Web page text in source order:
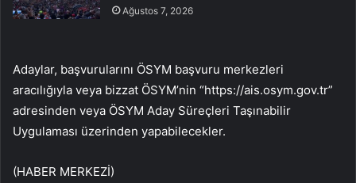
Ağustos 7, 2026
Adaylar, başvurularını ÖSYM başvuru merkezleri
aracılığıyla veya bizzat ÖSYM’nin “https://ais.osym.gov.tr”
adresinden veya ÖSYM Aday Süreçleri Taşınabilir
Uygulaması üzerinden yapabilecekler.
(HABER MERKEZİ)